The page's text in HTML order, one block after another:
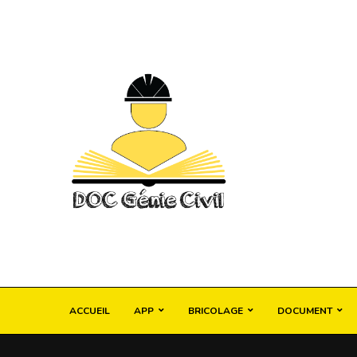
ACCUEIL APP BRICOLAGE DOCUMENT